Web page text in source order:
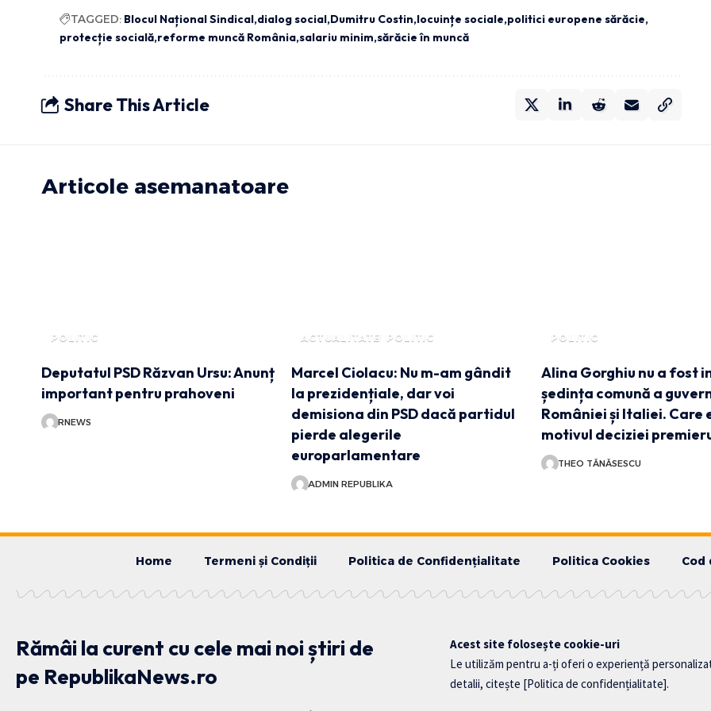
TAGGED: Blocul Național Sindical dialog social Dumitru Costin locuințe sociale politici europene sărăcie
protecție socială reforme muncă România salariu minim sărăcie în muncă
Share This Article
Articole asemanatoare
POLITIC
Deputatul PSD Răzvan Ursu: Anunț
important pentru prahoveni
RNEWS
ACTUALITATE POLITIC
Marcel Ciolacu: Nu m-am gândit
la prezidențiale, dar voi
demisiona din PSD dacă partidul
pierde alegerile
europarlamentare
ADMIN REPUBLIKA
POLITIC
Alina Gorghiu nu a fost
ședința comună a
României și Italiei. Care
motivul deciziei
THEO TĂNĂSESCU
Home Termeni și Condiții Politica de Confidențialitate Politica Cookies Cod
Rămâi la curent cu cele mai noi știri de
pe RepublikaNews.ro
Acest site folosește cookie-uri
Le utilizăm pentru a-ți oferi o experiență
detalii, citește [Politica de confidențialitate].